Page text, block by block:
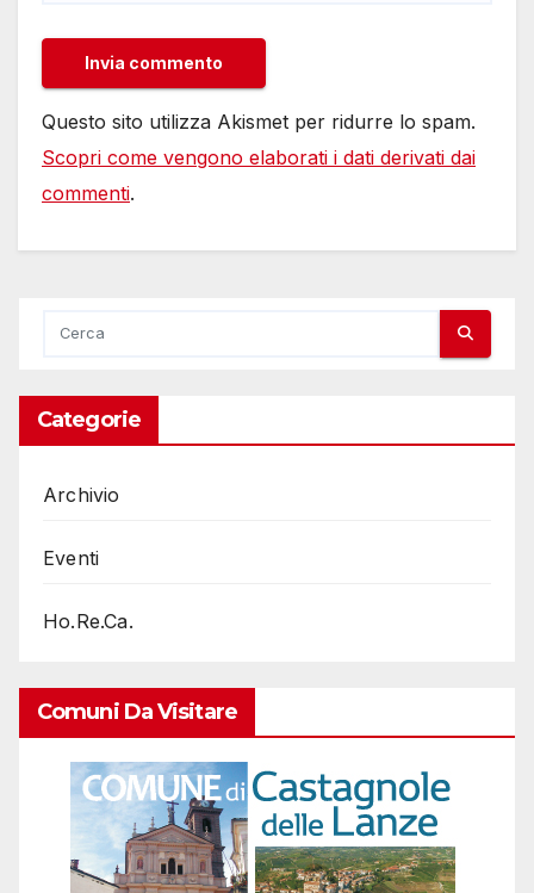
Questo sito utilizza Akismet per ridurre lo spam.
Scopri come vengono elaborati i dati derivati dai
commenti.
Categorie
Archivio
Eventi
Ho.Re.Ca.
Comuni Da Visitare